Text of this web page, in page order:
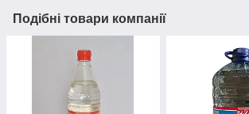
Подібні товари компанії